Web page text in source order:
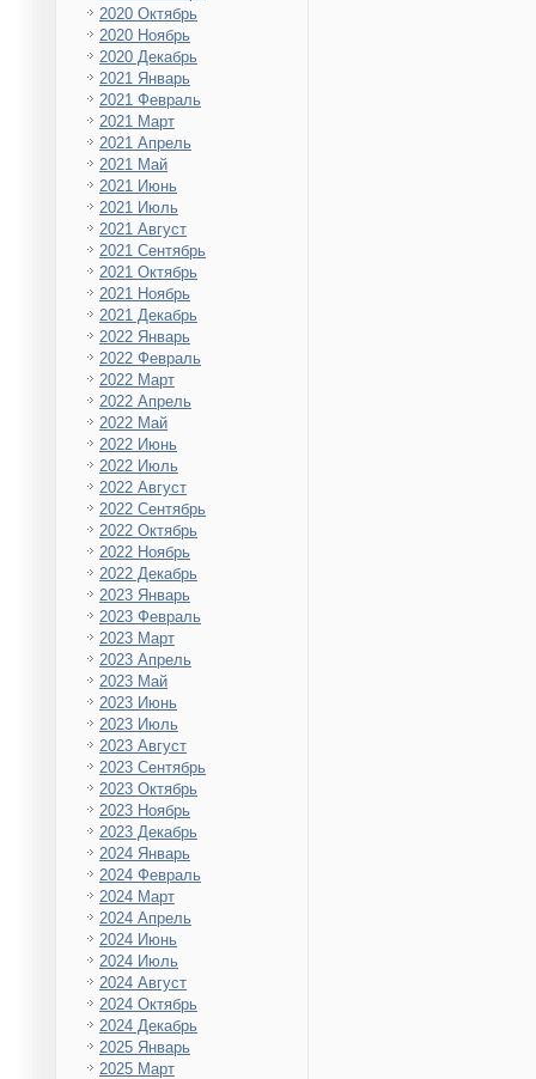
2020 Октябрь
2020 Ноябрь
2020 Декабрь
2021 Январь
2021 Февраль
2021 Март
2021 Апрель
2021 Май
2021 Июнь
2021 Июль
2021 Август
2021 Сентябрь
2021 Октябрь
2021 Ноябрь
2021 Декабрь
2022 Январь
2022 Февраль
2022 Март
2022 Апрель
2022 Май
2022 Июнь
2022 Июль
2022 Август
2022 Сентябрь
2022 Октябрь
2022 Ноябрь
2022 Декабрь
2023 Январь
2023 Февраль
2023 Март
2023 Апрель
2023 Май
2023 Июнь
2023 Июль
2023 Август
2023 Сентябрь
2023 Октябрь
2023 Ноябрь
2023 Декабрь
2024 Январь
2024 Февраль
2024 Март
2024 Апрель
2024 Июнь
2024 Июль
2024 Август
2024 Октябрь
2024 Декабрь
2025 Январь
2025 Март